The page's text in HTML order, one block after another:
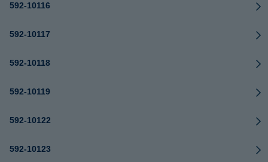
592-10116
592-10117
592-10118
592-10119
592-10122
592-10123